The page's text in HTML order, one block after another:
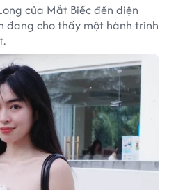
của Mắt Biếc đến diện
đang cho thấy một hành trình